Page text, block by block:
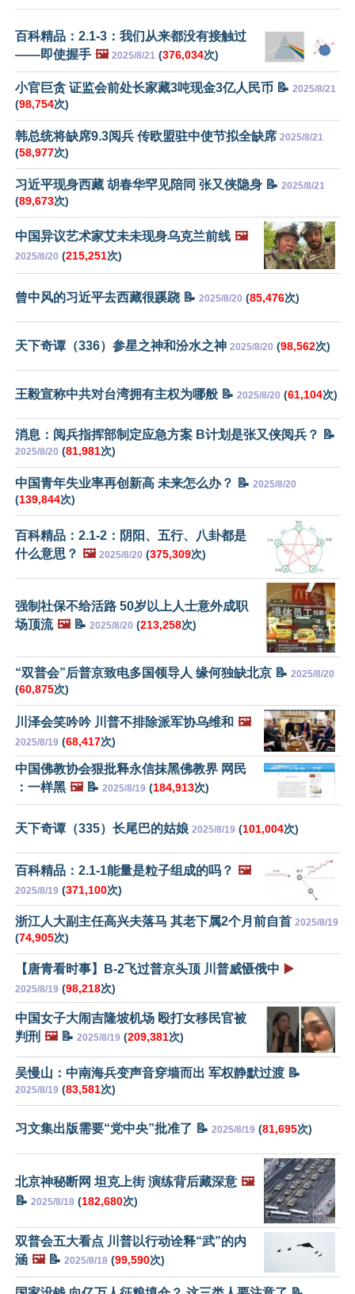
百科精品：2.1-3：我们从来都没有接触过
——即使握手 🖼️ 2025/8/21 (376,034次)
小官巨贪 证监会前处长家藏3吨现金3亿人民币 📝 2025/8/21
(98,754次)
韩总统将缺席9.3阅兵 传欧盟驻中使节拟全缺席 2025/8/21
(58,977次)
习近平现身西藏 胡春华罕见陪同 张又侠隐身 📝 2025/8/21
(89,673次)
中国异议艺术家艾未未现身乌克兰前线 🖼️
2025/8/20 (215,251次)
曾中风的习近平去西藏很蹊跷 📝 2025/8/20 (85,476次)
天下奇谭（336）参星之神和汾水之神 2025/8/20 (98,562次)
王毅宣称中共对台湾拥有主权为哪般 📝 2025/8/20 (61,104次)
消息：阅兵指挥部制定应急方案 B计划是张又侠阅兵？ 📝
2025/8/20 (81,981次)
中国青年失业率再创新高 未来怎么办？ 📝 2025/8/20
(139,844次)
百科精品：2.1-2：阴阳、五行、八卦都是
什么意思？ 🖼️ 2025/8/20 (375,309次)
强制社保不给活路 50岁以上人士意外成职
场顶流 🖼️📝 2025/8/20 (213,258次)
“双普会”后普京致电多国领导人 缘何独缺北京 📝 2025/8/20
(60,875次)
川泽会笑吟吟 川普不排除派军协乌维和 🖼️
2025/8/19 (68,417次)
中国佛教协会狠批释永信抹黑佛教界 网民
：一样黑 🖼️📝 2025/8/19 (184,913次)
天下奇谭（335）长尾巴的姑娘 2025/8/19 (101,004次)
百科精品：2.1-1能量是粒子组成的吗？ 🖼️
2025/8/19 (371,100次)
浙江人大副主任高兴夫落马 其老下属2个月前自首 2025/8/19
(74,905次)
【唐青看时事】B-2飞过普京头顶 川普威慑俄中 ▶️
2025/8/19 (98,218次)
中国女子大闹吉隆坡机场 殴打女移民官被
判刑 🖼️📝 2025/8/19 (209,381次)
吴慢山：中南海兵变声音穿墙而出 军权静默过渡 📝
2025/8/19 (83,581次)
习文集出版需要“党中央”批准了 📝 2025/8/19 (81,695次)
北京神秘断网 坦克上街 演练背后藏深意 🖼️
📝 2025/8/18 (182,680次)
双普会五大看点 川普以行动诠释“武”的内
涵 🖼️📝 2025/8/18 (99,590次)